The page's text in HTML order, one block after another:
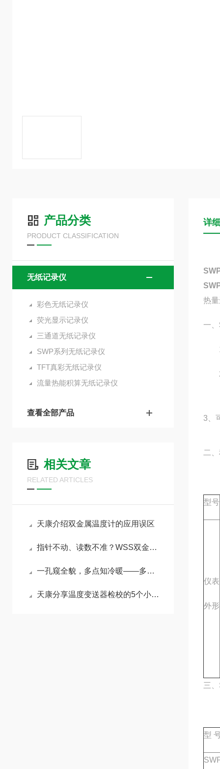
产品分类
PRODUCT CLASSIFICATION
无纸记录仪
彩色无纸记录仪
荧光显示记录仪
三通道无纸记录仪
SWP系列无纸记录仪
TFT真彩无纸记录仪
流量热能积算无纸记录仪
查看全部产品
相关文章
RELATED ARTICLES
天康介绍双金属温度计的应用误区
指针不动、读数不准？WSS双金属温度计五大故障一文搞定
一孔窥全貌，多点知冷暖——多点热电偶实现反应器与储罐的立体测温
天康分享温度变送器检校的5个小步骤
详
热
一、
1
2
3、
二
型号
仪表
外形
三
型